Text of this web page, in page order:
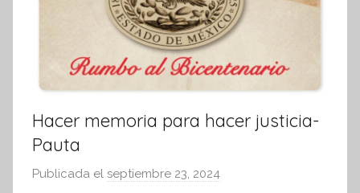
Hacer memoria para hacer justicia-
Pauta
Publicada el septiembre 23, 2024